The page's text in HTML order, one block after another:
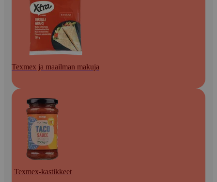
Texmex ja maailman makuja
Texmex-kastikkeet